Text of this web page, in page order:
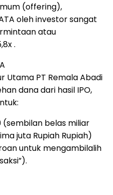
(offering),
oleh investor sangat
atau
.
Utama PT Remala Abadi
dana dari hasil IPO,
(sembilan belas miliar
juta Rupiah Rupiah)
untuk mengambilalih